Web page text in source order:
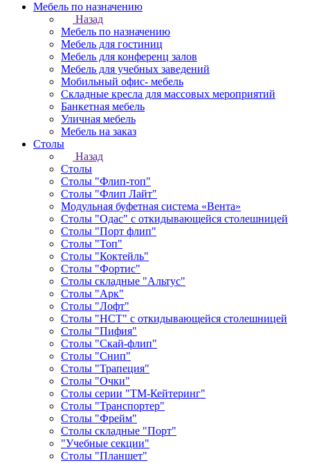
Мебель по назначению
Назад
Мебель по назначению
Мебель для гостиниц
Мебель для конференц залов
Мебель для учебных заведений
Мобильный офис- мебель
Складные кресла для массовых мероприятий
Банкетная мебель
Уличная мебель
Мебель на заказ
Столы
Назад
Столы
Столы "Флип-топ"
Столы "Флип Лайт"
Модульная буфетная система «Вента»
Столы "Одас" с откидывающейся столешницей
Столы "Порт флип"
Столы "Топ"
Столы "Коктейль"
Столы "Фортис"
Столы складные "Альтус"
Столы "Арк"
Столы "Лофт"
Столы "НСТ" с откидывающейся столешницей
Столы "Пифия"
Столы "Скай-флип"
Столы "Снип"
Столы "Трапеция"
Столы "Очки"
Столы серии "ТМ-Кейтеринг"
Столы "Транспортер"
Столы "Фрейм"
Столы складные "Порт"
"Учебные секции"
Столы "Планшет"